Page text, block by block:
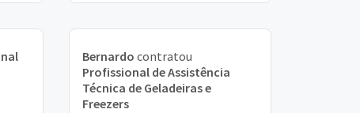
Bernardo contratou
Profissional de Assistência
Técnica de Geladeiras e
Freezers